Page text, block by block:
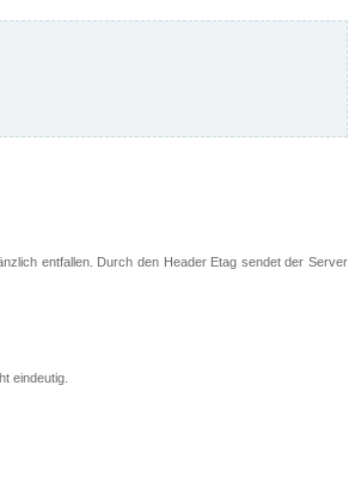
entfallen. Durch den Header Etag sendet der Server
eindeutig.